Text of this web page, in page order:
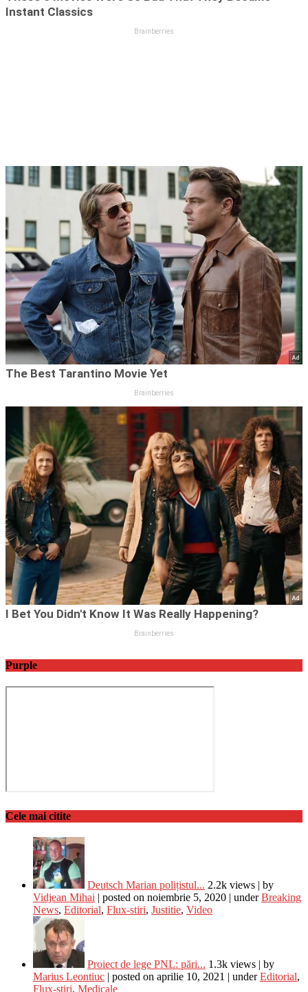
Purple
Cele mai citite
Deutsch Marian polițistul... 2.2k views | by
Vidjean Mihai | posted on noiembrie 5, 2020 | underBreaking
News, Editorial, Flux-stiri, Justitie, Video
Proiect de lege PNL: pări... 1.3k views | by
Marius Leontiuc | posted on aprilie 10, 2021 | underEditorial,
Flux-stiri, Medicale